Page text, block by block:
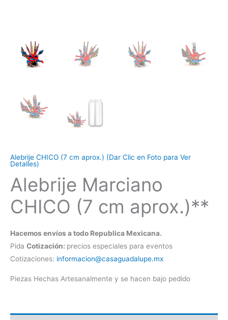
Alebrije CHICO (7 cm aprox.) (Dar Clic en Foto para Ver
Detalles)
Alebrije Marciano
CHICO (7 cm aprox.)**
Hacemos envíos a todo Republica Mexicana.
Pida Cotización: precios especiales para eventos
Cotizaciones: informacion@casaguadalupe.mx
Piezas Hechas Artesanalmente y se hacen bajo pedido